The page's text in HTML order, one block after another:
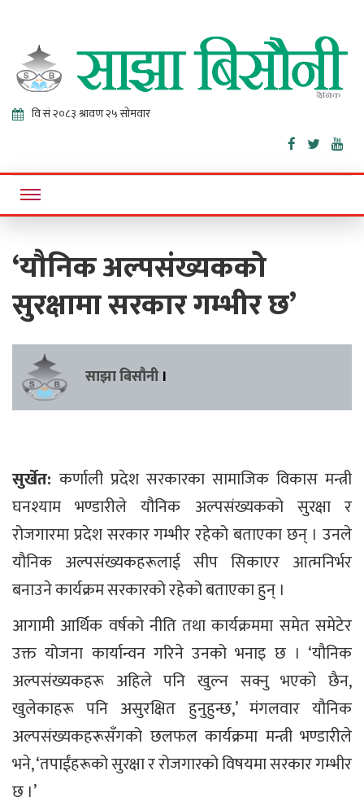
Sajha
Bisaunee
Online News Portal
‘यौनिक अल्पसंख्यकको
सुरक्षामा सरकार गम्भीर छ’
साझा बिसौनी ।
सुर्खेत: कर्णाली प्रदेश सरकारका सामाजिक विकास मन्त्री
घनश्याम भण्डारीले यौनिक अल्पसंख्यकको सुरक्षा र
रोजगारमा प्रदेश सरकार गम्भीर रहेको बताएका छन् । उनले
यौनिक अल्पसंख्यकहरूलाई सीप सिकाएर आत्मनिर्भर
बनाउने कार्यक्रम सरकारको रहेको बताएका हुन् ।
आगामी आर्थिक वर्षको नीति तथा कार्यक्रममा समेत समेटेर
उक्त योजना कार्यान्वन गरिने उनको भनाइ छ । ‘यौनिक
अल्पसंख्यकहरू अहिले पनि खुल्न सक्नु भएको छैन,
खुलेकाहरू पनि असुरक्षित हुनुहुन्छ,’ मंगलवार यौनिक
अल्पसंख्यकहरूसँगको छलफल कार्यक्रमा मन्त्री भण्डारीले
भने, ‘तपाईंहरूको सुरक्षा र रोजगारको विषयमा सरकार गम्भीर